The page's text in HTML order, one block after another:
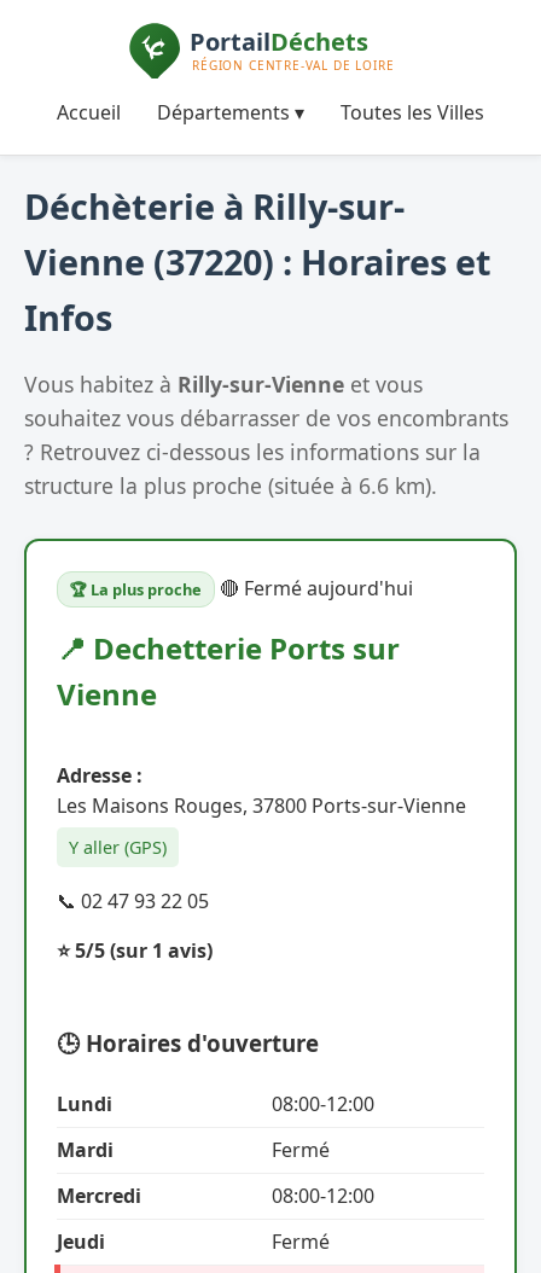
Accueil Départements ▾ Toutes les Villes
Déchèterie à Rilly-sur-
Vienne (37220) : Horaires et
Infos
Vous habitez à Rilly-sur-Vienne et vous
souhaitez vous débarrasser de vos encombrants
? Retrouvez ci-dessous les informations sur la
structure la plus proche (située à 6.6 km).
🏆 La plus proche 🔴 Fermé aujourd'hui
📍 Dechetterie Ports sur
Vienne
Adresse :
Les Maisons Rouges, 37800 Ports-sur-Vienne
Y aller (GPS)
📞 02 47 93 22 05
⭐ 5/5(sur 1 avis)
🕒 Horaires d'ouverture
Lundi
08:00-12:00
Mardi
Fermé
Mercredi
08:00-12:00
Jeudi
Fermé